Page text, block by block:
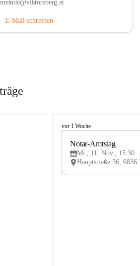
E-Mail schreiben
V
vor 1 Woche
Notar-Amtstag
Mi., 11. Nov., 15:30